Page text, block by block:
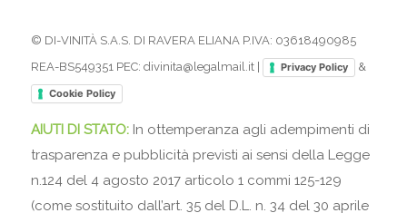
© DI-VINITÀ S.A.S. DI RAVERA ELIANA P.IVA: 03618490985
REA-BS549351 PEC: divinita@legalmail.it |
Privacy Policy &
Cookie Policy
AIUTI DI STATO: In ottemperanza agli adempimenti di
trasparenza e pubblicità previsti ai sensi della Legge
n.124 del 4 agosto 2017 articolo 1 commi 125-129
(come sostituito dall’art. 35 del D.L. n. 34 del 30 aprile